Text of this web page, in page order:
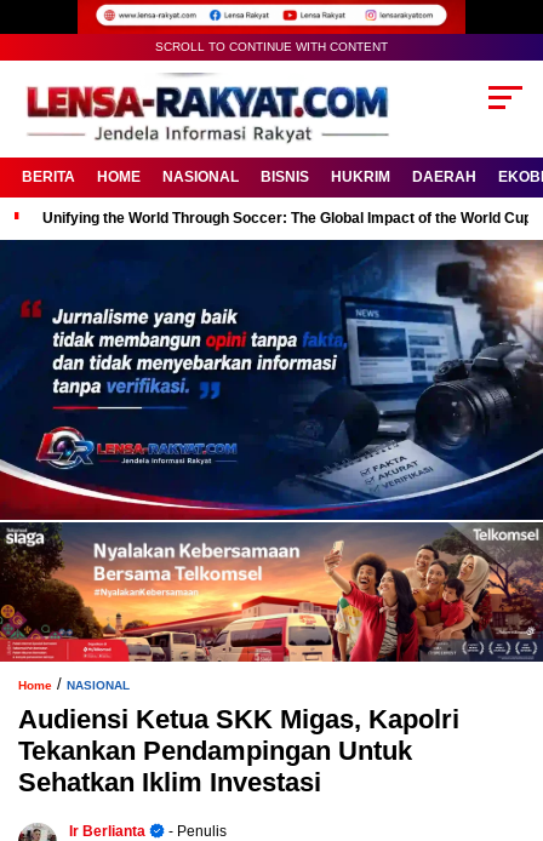
SCROLL TO CONTINUE WITH CONTENT
BERITA HOME NASIONAL BISNIS HUKRIM DAERAH
Unifying the World Through Soccer: The Global Impact of the World Cup
Home / NASIONAL
Audiensi Ketua SKK Migas, Kapolri
Tekankan Pendampingan Untuk
Sehatkan Iklim Investasi
Ir Berlianta
- Penulis